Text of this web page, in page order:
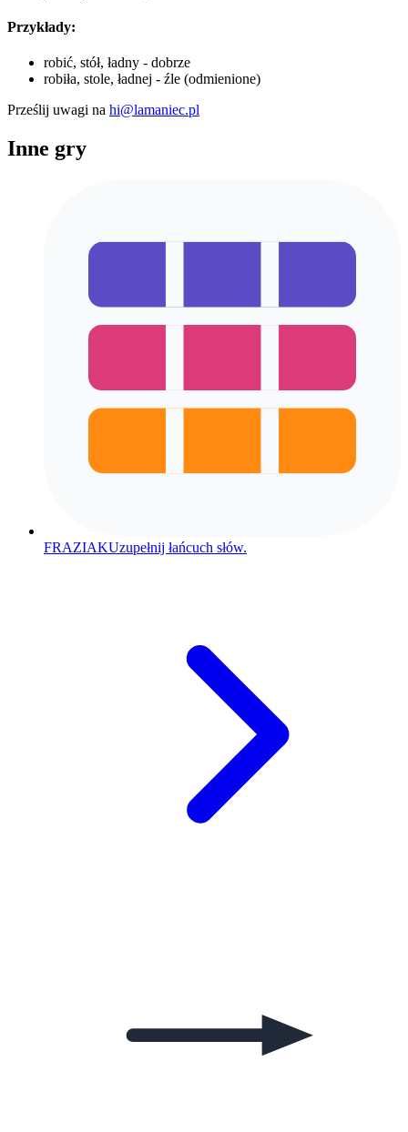
Przykłady:
robić, stół, ładny - dobrze
robiła, stole, ładnej - źle (odmienione)
Prześlij uwagi na hi@lamaniec.pl
Inne gry
FRAZIAKUzupełnij łańcuch słów.